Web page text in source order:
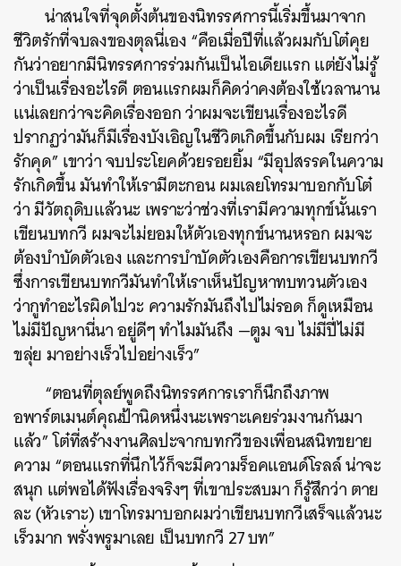
น่าสนใจที่จุดตั้งต้นของนิทรรศการนี้เริ่มขึ้นมาจาก
ชีวิตรักที่จบลงของตุลนี่เอง“คือเมื่อปีที่แล้วผมกับโต๋คุย
กันว่าอยากมีนิทรรศการร่วมกันเป็นไอเดียแรก แต่ยังไม่รู้
ว่าเป็นเรื่องอะไรดี ตอนแรกผมก็คิดว่าคงต้องใช้เวลานาน
แน่เลยกว่าจะคิดเรื่องออก ว่าผมจะเขียนเรื่องอะไรดี
ปรากฏว่ามันก็มีเรื่องบังเอิญในชีวิตเกิดขึ้นกับผม เรียกว่า
รักคุด” เขาว่า จบประโยคด้วยรอยยิ้ม “มีอุปสรรคในความ
รักเกิดขึ้น มันทำให้เรามีตะกอน ผมเลยโทรมาบอกกับโต๋
ว่า มีวัตถุดิบแล้วนะ เพราะว่าช่วงที่เรามีความทุกข์นั้นเรา
เขียนบทกวี ผมจะไม่ยอมให้ตัวเองทุกข์นานหรอก ผมจะ
ต้องบำบัดตัวเอง และการบำบัดตัวเองคือการเขียนบทกวี
ซึ่งการเขียนบทกวีมันทำให้เราเห็นปัญหาทบทวนตัวเอง
ว่ากูทำอะไรผิดไปวะ ความรักมันถึงไปไม่รอด ก็ดูเหมือน
ไม่มีปัญหานี่นา อยู่ดีๆ ทำไมมันถึง —ตูม จบ ไม่มีปี่ไม่มี
ขลุ่ย มาอย่างเร็วไปอย่างเร็ว”
“ตอนที่ตุลย์พูดถึงนิทรรศการเราก็นึกถึงภาพ
อพาร์ตเมนต์คุณป้านิดหนึ่งนะเพราะเคยร่วมงานกันมา
แล้ว” โต๋ที่สร้างงานศิลปะจากบทกวีของเพื่อนสนิทขยาย
ความ “ตอนแรกที่นึกไว้ก็จะมีความร็อคแอนด์โรลล์ น่าจะ
สนุก แต่พอได้ฟังเรื่องจริงๆ ที่เขาประสบมา ก็รู้สึกว่า ตาย
ละ (หัวเราะ) เขาโทรมาบอกผมว่าเขียนบทกวีเสร็จแล้วนะ
เร็วมาก พรั่งพรูมาเลย เป็นบทกวี 27 บท”